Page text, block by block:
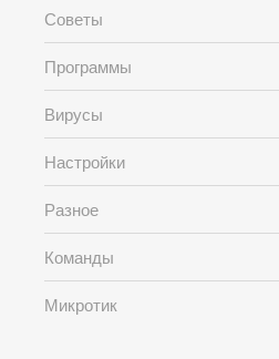
Советы
Программы
Вирусы
Настройки
Разное
Команды
Микротик